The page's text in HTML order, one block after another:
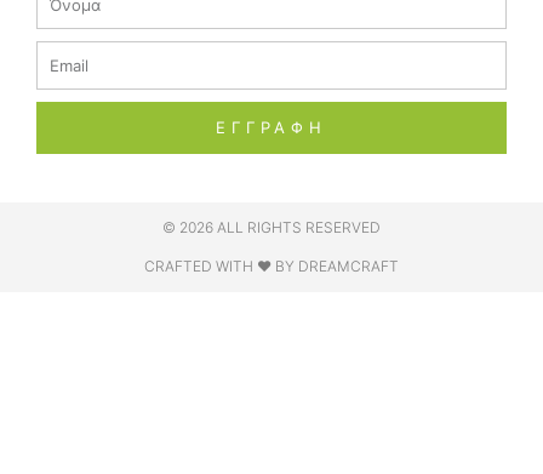
ΕΓΓΡΑΦΗ
© 2026 ALL RIGHTS RESERVED​
CRAFTED WITH ❤ BY DREAMCRAFT